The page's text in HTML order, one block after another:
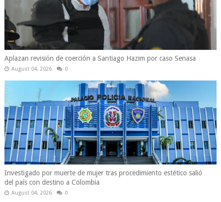
Aplazan revisión de coerción a Santiago Hazim por caso Senasa
August 04, 2026 0
Investigado por muerte de mujer tras procedimiento estético salió
del país con destino a Colombia
August 04, 2026 0